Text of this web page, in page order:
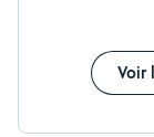
Voir